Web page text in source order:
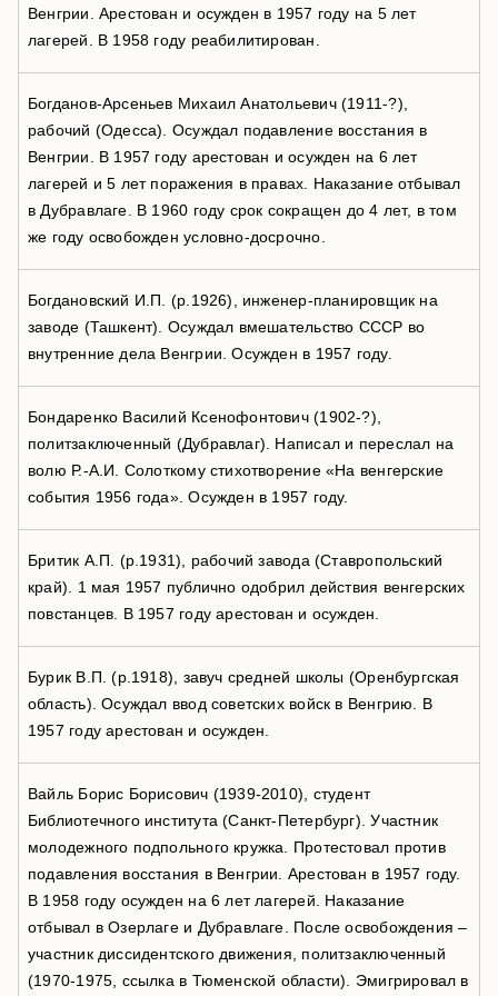
Венгрии. Арестован и осужден в 1957 году на 5 лет
лагерей. В 1958 году реабилитирован.
Богданов-Арсеньев Михаил Анатольевич (1911-?),
рабочий (Одесса). Осуждал подавление восстания в
Венгрии. В 1957 году арестован и осужден на 6 лет
лагерей и 5 лет поражения в правах. Наказание отбывал
в Дубравлаге. В 1960 году срок сокращен до 4 лет, в том
же году освобожден условно-досрочно.
Богдановский И.П. (р.1926), инженер-планировщик на
заводе (Ташкент). Осуждал вмешательство СССР во
внутренние дела Венгрии. Осужден в 1957 году.
Бондаренко Василий Ксенофонтович (1902-?),
политзаключенный (Дубравлаг). Написал и переслал на
волю Р.-А.И. Солоткому стихотворение «На венгерские
события 1956 года». Осужден в 1957 году.
Бритик А.П. (р.1931), рабочий завода (Ставропольский
край). 1 мая 1957 публично одобрил действия венгерских
повстанцев. В 1957 году арестован и осужден.
Бурик В.П. (р.1918), завуч средней школы (Оренбургская
область). Осуждал ввод советских войск в Венгрию. В
1957 году арестован и осужден.
Вайль Борис Борисович (1939-2010), студент
Библиотечного института (Санкт-Петербург). Участник
молодежного подпольного кружка. Протестовал против
подавления восстания в Венгрии. Арестован в 1957 году.
В 1958 году осужден на 6 лет лагерей. Наказание
отбывал в Озерлаге и Дубравлаге. После освобождения –
участник диссидентского движения, политзаключенный
(1970-1975, ссылка в Тюменской области). Эмигрировал в